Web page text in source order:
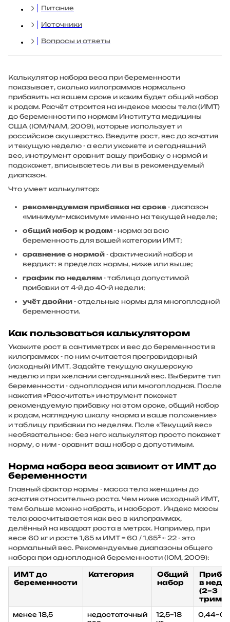
Питание
Источники
Вопросы и ответы
Калькулятор набора веса при беременности
показывает, сколько килограммов нормально
прибавить на вашем сроке и каким будет общий набор
к родам. Расчёт строится на индексе массы тела (ИМТ)
до беременности по нормам Института медицины
США (IOM/NAM, 2009), которые использует и
российское акушерство. Введите рост, вес до зачатия
и текущую неделю - а если укажете и сегодняшний
вес, инструмент сравнит вашу прибавку с нормой и
подскажет, вписываетесь ли вы в рекомендуемый
диапазон.
Что умеет калькулятор:
рекомендуемая прибавка на сроке - диапазон
«минимум–максимум» именно на текущей неделе;
общий набор к родам - норма за всю
беременность для вашей категории ИМТ;
сравнение с нормой - фактический набор и
вердикт: в пределах нормы, ниже или выше;
график по неделям - таблица допустимой
прибавки от 4-й до 40-й недели;
учёт двойни - отдельные нормы для многоплодной
беременности.
Как пользоваться калькулятором
Укажите рост в сантиметрах и вес до беременности в
килограммах - по ним считается прегравидарный
(исходный) ИМТ. Задайте текущую акушерскую
неделю и при желании сегодняшний вес. Выберите тип
беременности - одноплодная или многоплодная. После
нажатия «Рассчитать» инструмент покажет
рекомендуемую прибавку на этом сроке, общий набор
к родам, наглядную шкалу «норма и ваше положение»
и таблицу прибавки по неделям. Поле «Текущий вес»
необязательное: без него калькулятор просто покажет
норму, с ним - сравнит ваш набор с допустимым.
Норма набора веса зависит от ИМТ до
беременности
Главный фактор нормы - масса тела женщины до
зачатия относительно роста. Чем ниже исходный ИМТ,
тем больше можно набрать, и наоборот. Индекс массы
тела рассчитывается как вес в килограммах,
делённый на квадрат роста в метрах. Например, при
весе 60 кг и росте 1,65 м ИМТ = 60 / 1,65² ≈ 22 - это
нормальный вес. Рекомендуемые диапазоны общего
набора при одноплодной беременности (IOM, 2009):
ИМТ до
беременности
Категория
Общий
набор
в
(2–3
менее 18,5
недостаточный
12,5–18